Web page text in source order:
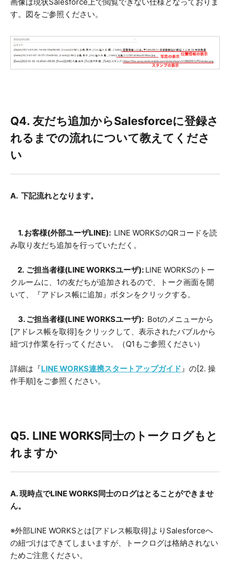
す。図をご参照ください。
Q4. 友だち追加からSalesforceに登録さ
れるまでの流れについて教えてくださ
い
A. 下記流れとなります。
1. お客様(外部ユーザLINE): LINE WORKSのQRコードを読
み取り友だち追加を行っていただく。
2. ご担当者様(LINE WORKSユーザ): LINE WORKSのトー
クルームに、1の友だちが追加されるので、トーク画面を開
いて、『アドレス帳に追加』ボタンをクリックする。
3. ご担当者様(LINE WORKSユーザ): Botのメニューから
[アドレス帳を取得]をクリックして、表示されたバブルから
紐づけ作業を行ってください。（Q1もご参照ください）
詳細は『LINE WORKS連携スタートアップガイド』の[2. 操
作手順]をご参照ください。
Q5. LINE WORKS同士のトークログもと
れますか
A. 現時点でLINE WORKS同士のログはとることができませ
ん。
※外部LINE WORKSとは[アドレス帳取得]よりSalesforceへ
の紐づけはできてしまいますが、トークログは格納されない
ためご注意ください。